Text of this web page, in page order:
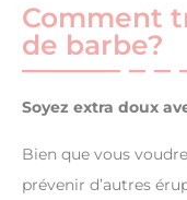
Comment
de barbe?
Soyez extra doux
Bien que vous
prévenir d’autres